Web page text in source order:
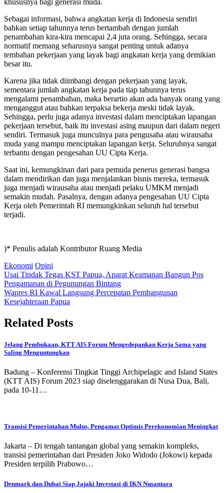
Sebagai informasi, bahwa angkatan kerja di Indonesia sendiri
bahkan setiap tahunnya terus bertambah dengan jumlah
penambahan kira-kira mencapai 2,4 juta orang. Sehingga, secara
normatif memang seharusnya sangat penting untuk adanya
tembahan pekerjaan yang layak bagi angkatan kerja yang demikian
besar itu.
Karena jika tidak diimbangi dengan pekerjaan yang layak,
sementara jumlah angkatan kerja pada tiap tahunnya terus
mengalami penambahan, maka berartio akan ada banyak orang yang
menganggut atau bahkan terpaksa bekerja meski tidak layak.
Sehingga, perlu juga adanya investasi dalam menciptakan lapangan
pekerjaan tersebut, baik itu investasi asing maupun dari dalam negeri
sendiri. Termasuk juga munculnya para pengusaha atau wirausaha
muda yang mampu menciptakan lapangan kerja. Seluruhnya sangat
terbantu dengan pengesahan UU Cipta Kerja.
Saat ini, kemungkinan dari para pemuda penerus generasi bangsa
dalam mendirikan dan juga menjalankan bisnis mereka, termasuk
juga menjadi wirausaha atau menjadi pelaku UMKM menjadi
semakin mudah. Pasalnya, dengan adanya pengesahan UU Cipta
Kerja oleh Pemerintah RI memungkinkan seluruh hal tersebut
terjadi.
)* Penulis adalah Kontributor Ruang Media
Ekonomi Opini
Post
navigation
Usai Tindak Tegas KST Papua, Aparat Keamanan Bangun Pos
Pengamanan di Pegunungan Bintang
Wapres RI Kawal Langsung Percepatan Pembangunan
Kesejahteraan Papua
Related Posts
Jelang Pembukaan, KTT AIS Forum Mengedepankan Kerja Sama yang
Saling Menguntungkan
​​​​​​​Badung – Konferensi Tingkat Tinggi Archipelagic and Island States
(KTT AIS) Forum 2023 siap diselenggarakan di Nusa Dua, Bali,
pada 10-11…
Transisi Pemerintahan Mulus, Pengamat Optimis Perekonomian Meningkat
Jakarta – Di tengah tantangan global yang semakin kompleks,
transisi pemerintahan dari Presiden Joko Widodo (Jokowi) kepada
Presiden terpilih Prabowo…
Denmark dan Dubai Siap Jajaki Investasi di IKN Nusantara